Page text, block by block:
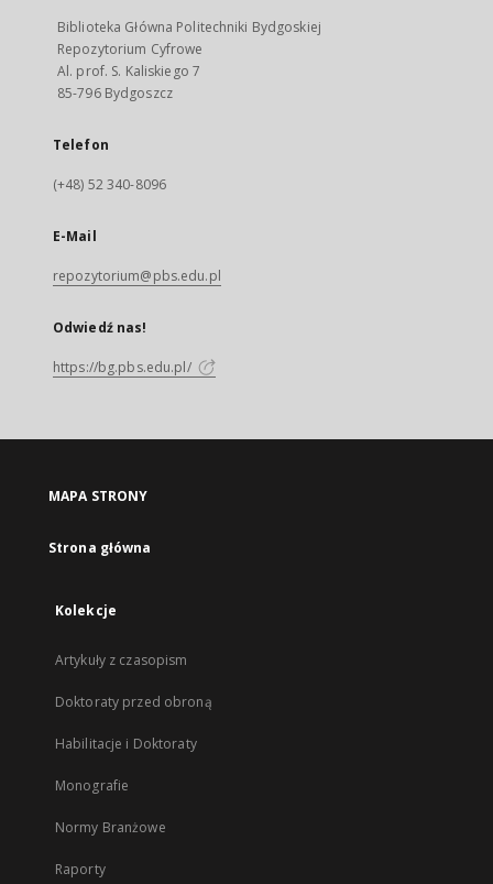
Biblioteka Główna Politechniki Bydgoskiej
Repozytorium Cyfrowe
Al. prof. S. Kaliskiego 7
85-796 Bydgoszcz
Telefon
(+48) 52 340-8096
E-Mail
repozytorium@pbs.edu.pl
Odwiedź nas!
https://bg.pbs.edu.pl/
MAPA STRONY
Strona główna
Kolekcje
Artykuły z czasopism
Doktoraty przed obroną
Habilitacje i Doktoraty
Monografie
Normy Branżowe
Raporty